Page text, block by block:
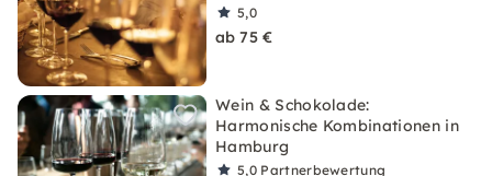
5,0
ab 75 €
Wein & Schokolade:
Harmonische Kombinationen in
Hamburg
5,0 Partnerbewertung